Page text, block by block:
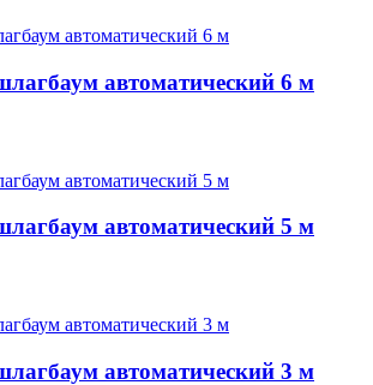
автоматический 6 м
автоматический 5 м
автоматический 3 м